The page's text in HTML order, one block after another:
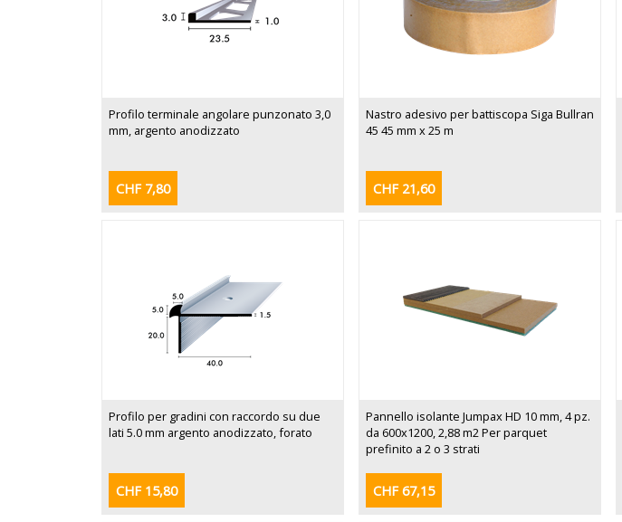
Profilo terminale angolare punzonato 3,0
mm, argento anodizzato
CHF 7,80
Nastro adesivo per battiscopa Siga Bullran
45 45 mm x 25 m
CHF 21,60
Profilo per gradini con raccordo su due
lati 5.0 mm argento anodizzato, forato
CHF 15,80
Pannello isolante Jumpax HD 10 mm, 4 pz.
da 600x1200, 2,88 m2 Per parquet
prefinito a 2 o 3 strati
CHF 67,15